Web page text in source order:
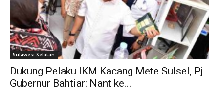
Sulawesi Selatan
Dukung Pelaku IKM Kacang Mete Sulsel, Pj
Gubernur Bahtiar: Nant ke...